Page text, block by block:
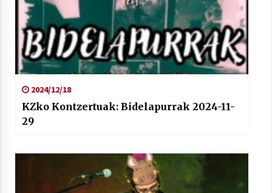
2024/12/18
KZko Kontzertuak: Bidelapurrak 2024-11-
29